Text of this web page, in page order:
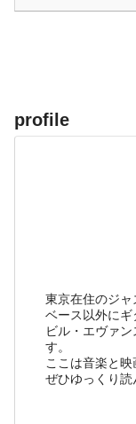
profile
東京在住のジャ
ベース以外にギ
ビル・エヴァ
す。
ここは音楽と映
ぜひゆっくり読